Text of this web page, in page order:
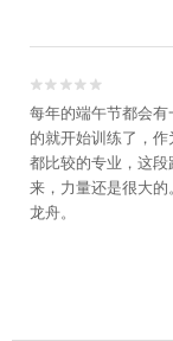
区+武圣峡漂流+
渊狮城度假区+
奇山疯狂森林主
地+大慈岩寺+千
湖旅游码头）+
探险+千岛湖睦
场+金家山滑翔
拓展基地（黄山
云宾馆+黄山北
狮林大酒店+黄
村冰雪世界+黄
区+新安江激情
基地+太平湖峡
山不夜城+漫溪
+五溪山大峡谷+


每年的端午节都会
的就开始训练了，
都比较的专业，这
来，力量还是很大
龙舟。